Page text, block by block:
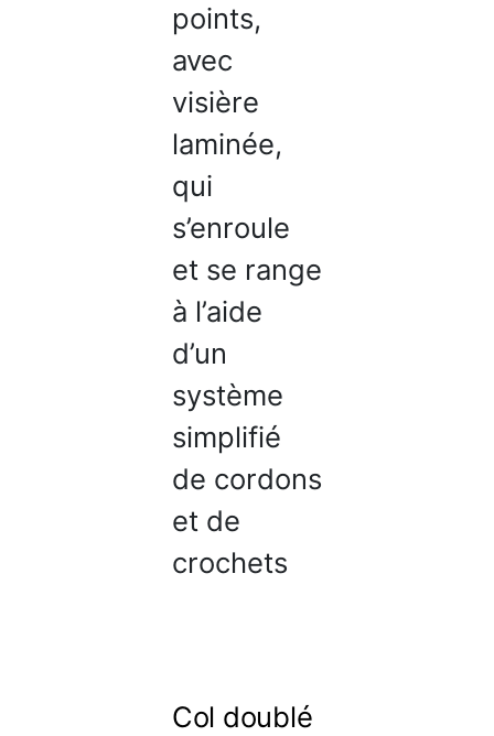
points,
avec
visière
laminée,
qui
s’enroule
et se range
à l’aide
d’un
système
simplifié
de cordons
et de
crochets
Col doublé